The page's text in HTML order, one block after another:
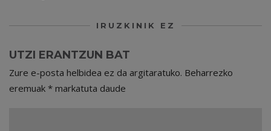
IRUZKINIK EZ
UTZI ERANTZUN BAT
Zure e-posta helbidea ez da argitaratuko. Beharrezko
eremuak * markatuta daude